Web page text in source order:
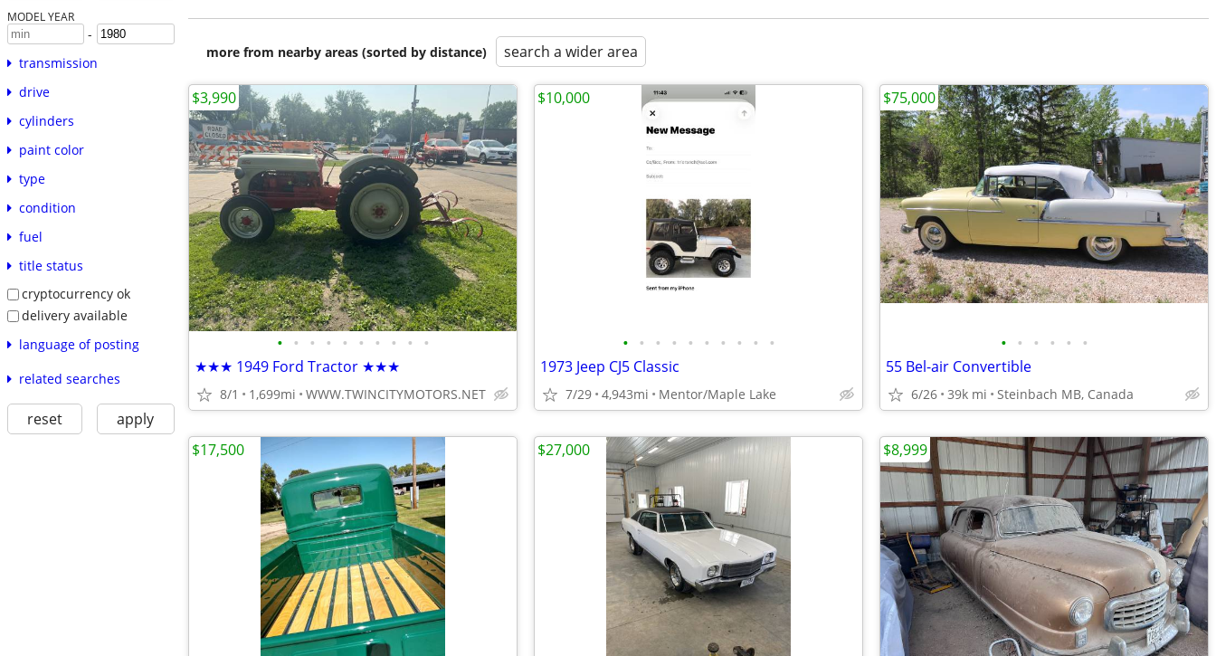
MODEL YEAR
-
transmission
drive
cylinders
paint color
type
condition
fuel
title status
cryptocurrency ok
delivery available
language of posting
related searches
reset apply
more from nearby areas (sorted by distance) search a wider area
• • • • • • • • • •
★★★ 1949 Ford Tractor ★★★
8/1 1,699mi WWW.TWINCITYMOTORS.NET
$3,990
• • • • • • • • • •
1973 Jeep CJ5 Classic
7/29 4,943mi Mentor/Maple Lake
$10,000
• • • • • •
55 Bel-air Convertible
6/26 39k mi Steinbach MB, Canada
$75,000
$17,500 $27,000 $8,999